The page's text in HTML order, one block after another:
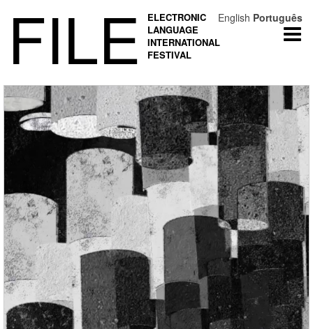
FILE
ELECTRONIC
LANGUAGE
INTERNATIONAL
FESTIVAL
English Português